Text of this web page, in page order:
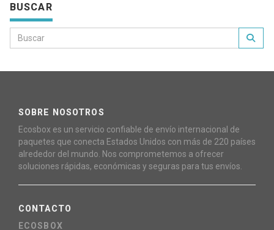
BUSCAR
SOBRE NOSOTROS
Ecosbox es un servicio confiable de envío internacional de
paquetes que conecta Estados Unidos con más de 220 países
alrededor del mundo. Nos comprometemos a ofrecer
soluciones rápidas, económicas y seguras para tus envíos.
CONTACTO
ECOSBOX